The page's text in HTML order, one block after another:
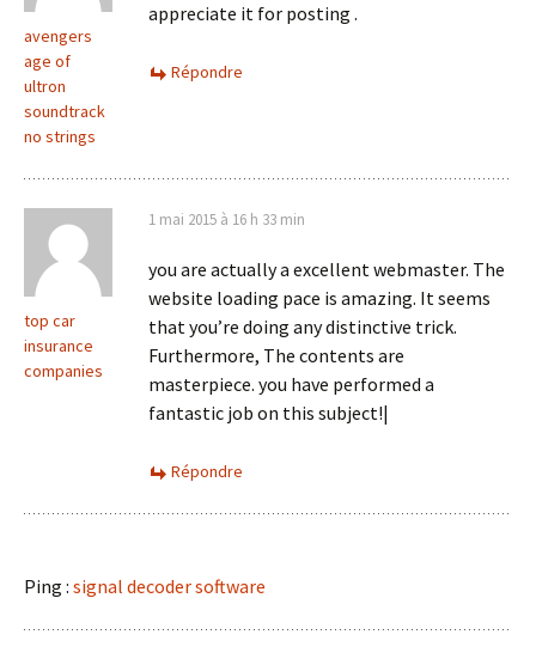
avengers
age of
ultron
soundtrack
no strings
appreciate it for posting .
Répondre
top car
insurance
companies
1 mai 2015 à 16 h 33 min
you are actually a excellent webmaster. The
website loading pace is amazing. It seems
that you’re doing any distinctive trick.
Furthermore, The contents are
masterpiece. you have performed a
fantastic job on this subject!|
Répondre
Ping : signal decoder software